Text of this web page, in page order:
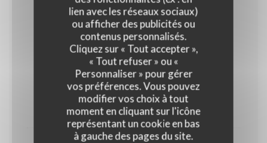
lien avec les réseaux sociaux)
ou afficher des publicités ou
contenus personnalisés.
Cliquez sur « Tout accepter »,
« Tout refuser » ou «
Personnaliser » pour gérer
vos préférences. Vous pouvez
modifier vos choix à tout
moment en cliquant sur l'icône
représentant un cookie en bas
à gauche des pages du site.
23,00 EUR
Et pour nos Ketjes
Gamins
10,00 EUR
PLAT AU CHOIX